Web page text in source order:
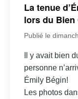
La tenue
lors du Bien
Publié le
Il y avait bien
personne
Émily Bégin!
Les photos